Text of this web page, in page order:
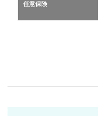
任意保険